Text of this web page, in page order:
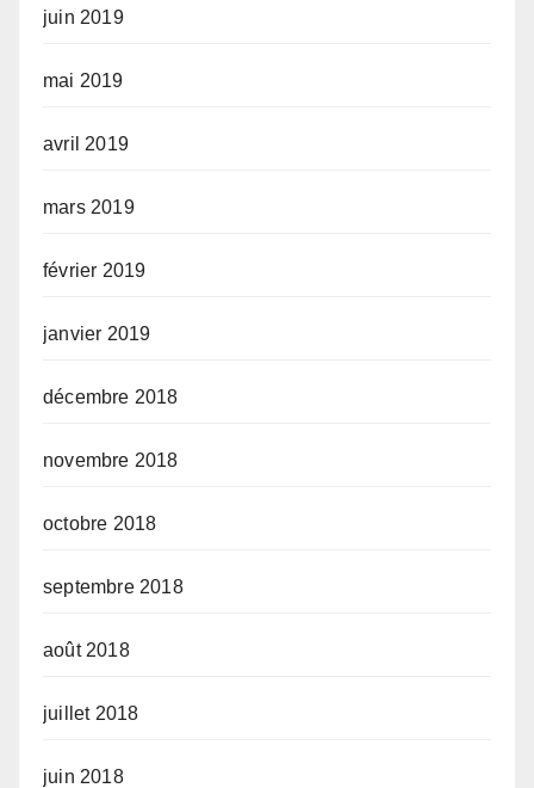
juin 2019
mai 2019
avril 2019
mars 2019
février 2019
janvier 2019
décembre 2018
novembre 2018
octobre 2018
septembre 2018
août 2018
juillet 2018
juin 2018